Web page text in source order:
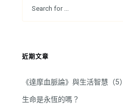
近期文章
《達摩血脈論》與生活智慧（5）
生命是永恆的嗎？